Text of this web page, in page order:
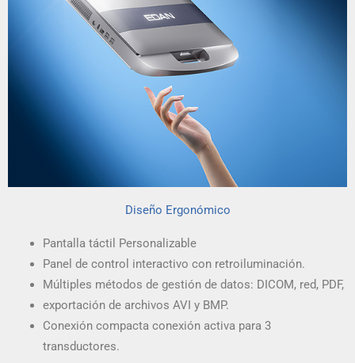
Diseño Ergonómico
Pantalla táctil Personalizable
Panel de control interactivo con retroiluminación.
Múltiples métodos de gestión de datos: DICOM, red, PDF,
exportación de archivos AVI y BMP.
Conexión compacta conexión activa para 3
transductores.